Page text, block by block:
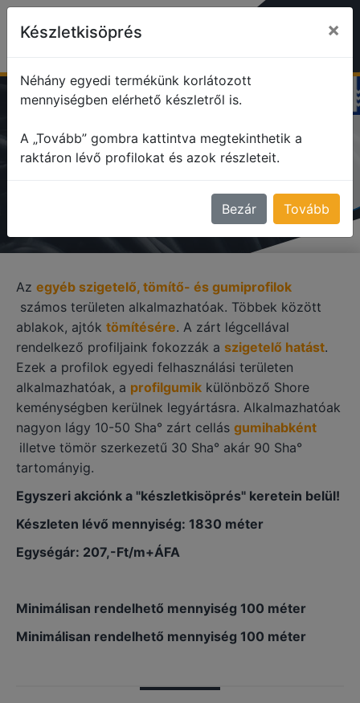
EGYÉB SZIGETELŐ, TÖMÍTŐ
Az egyéb szigetelő, tömítő- és gumiprofilok
számos területen alkalmazhatóak. Többek között
ablakok, ajtók tömítésére. A zárt légcellával
rendelkező profiljaink fokozzák a szigetelő hatást.
Ezek a profilok egyedi felhasználási területen
alkalmazhatóak, a profilgumik különböző Shore
keménységben kerülnek legyártásra. Alkalmazhatóak
nagyon lágy 10-50 Sha° zárt cellás gumihabként
illetve tömör szerkezetű 30 Sha° akár 90 Sha°
tartományig.
Egyszeri akciónk a "készletkisöprés" keretein belül!
Készleten lévő mennyiség: 1830 méter
Egységár: 207,-Ft/m+ÁFA
Minimálisan rendelhető mennyiség 100 méter
Minimálisan rendelhető mennyiség 100 méter
Készletkisöprés ×
Néhány egyedi termékünk korlátozott
mennyiségben elérhető készletről is.
A „Tovább” gombra kattintva megtekinthetik a
raktáron lévő profilokat és azok részleteit.
Bezár Tovább